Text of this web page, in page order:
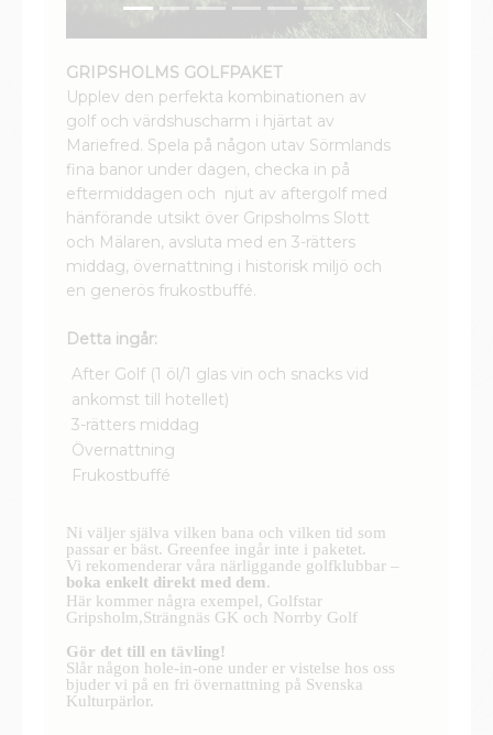
Previous Next
GRIPSHOLMS GOLFPAKET
Upplev den perfekta kombinationen av
golf och värdshuscharm i hjärtat av
Mariefred. Spela på någon utav Sörmlands
fina banor under dagen, checka in på
eftermiddagen och njut av aftergolf med
och Mälaren, avsluta med en 3-rätters
middag, övernattning i historisk miljö och
en generös frukostbuffé.
Detta ingår:
After Golf (1 öl/1 glas vin och snacks vid
3-rätters middag
Övernattning
Frukostbuffé
Ni väljer själva vilken bana och vilken tid som
passar er bäst. Greenfee ingår inte i paketet.
Vi rekomenderar våra närliggande golfklubbar –
boka enkelt direkt med dem.
Här kommer några exempel, Golfstar
Gripsholm,